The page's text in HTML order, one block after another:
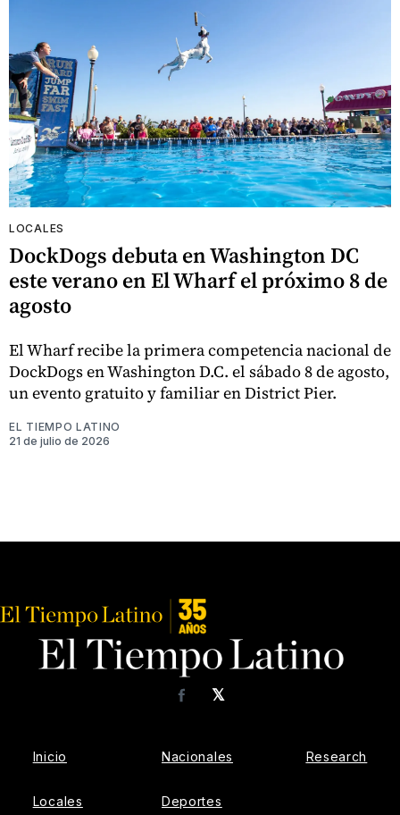
LOCALES
DockDogs debuta en Washington DC
este verano en El Wharf el próximo 8 de
agosto
El Wharf recibe la primera competencia nacional de
DockDogs en Washington D.C. el sábado 8 de agosto,
un evento gratuito y familiar en District Pier.
EL TIEMPO LATINO
21 de julio de 2026
𝕏
Facebook
Inicio
Locales
Nacionales
Deportes
Research